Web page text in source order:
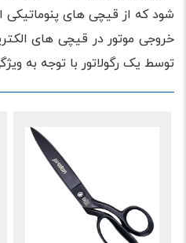
شود که از قیچی های پنوماتیکی
خروجی موتور در قیچی های
توسط یک رگولاتور با توجه به